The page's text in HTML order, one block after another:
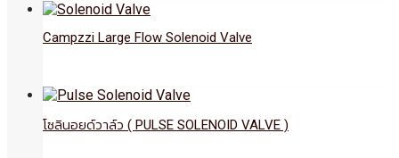
Campzzi Large Flow Solenoid Valve
โซลินอยด์วาล์ว ( PULSE SOLENOID VALVE )